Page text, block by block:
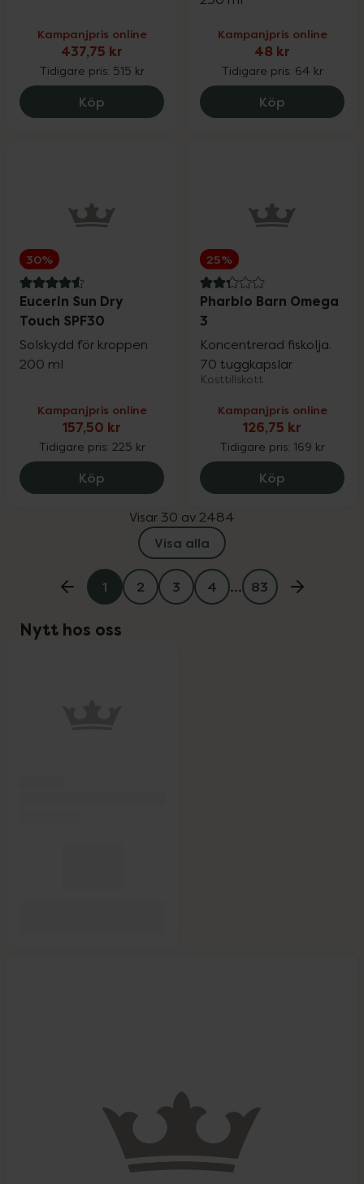
Kampanjpris online
437,75 kr
Tidigare pris: 515 kr
Köp Satisfyer Pro + G-Spot Rabbitvibrator,
Kampanjpris online
48 kr
Tidigare pris: 64 kr
Köp Kronans
30%
4.6 av 5 i omdöme
Eucerin Sun Dry
Touch SPF30
Solskydd för kroppen
200 ml
Kampanjpris online
157,50 kr
Tidigare pris: 225 kr
Köp Eucerin Sun Dry Touch SPF30, 157.5 kr.
25%
2.3 av 5 i omdöme
Pharbio Barn Omega
3
Koncentrerad fiskolja.
70 tuggkapslar
Kosttillskott
Kampanjpris online
126,75 kr
Tidigare pris: 169 kr
Köp Pharbio
Visar 30 av 2484
Visa alla
1 2 3 4 … 83
Nytt hos oss